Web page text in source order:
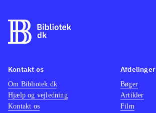
Kontakt os
Om Bibliotek.dk
Hjælp og vejledning
Kontakt os
Afdelinger
Bøger
Artikler
Film